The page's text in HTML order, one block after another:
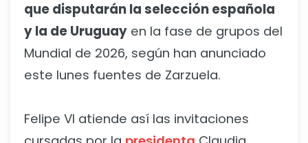
que disputarán la selección española
y la de Uruguay en la fase de grupos del
Mundial de 2026, según han anunciado
este lunes fuentes de Zarzuela.
Felipe VI atiende así las invitaciones